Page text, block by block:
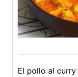
El pollo al